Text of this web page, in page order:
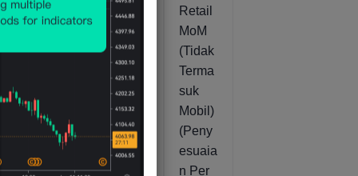
Retail
(Jun)
Retail
MoM
(Tidak
suk
Pom
Bensi
n Dan
Penju
Retail
MoM
(Tidak
Terma
suk
Mobil)
(Peny
esuaia
n Per